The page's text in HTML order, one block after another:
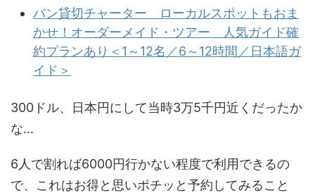
バン貸切チャーター ローカルスポットもおま
かせ！オーダーメイド・ツアー 人気ガイド確
約プランあり＜1～12名／6～12時間／日本語ガ
イド＞
300ドル、日本円にして当時3万5千円近くだったか
な...
6人で割れば6000円行かない程度で利用できるの
で、これはお得と思いポチッと予約してみること